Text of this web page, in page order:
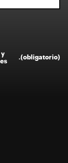
y
.(obligatorio)